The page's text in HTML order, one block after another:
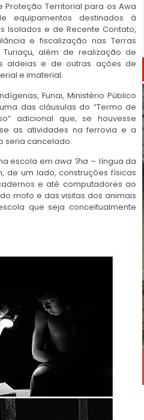
Territorial para os Awa
equipamentos destinados à
Isolados e de Recente Contato,
e fiscalização nas Terras
além de realização de
aldeias e de outras ações de
e imaterial.
Funai, Ministério Público
das cláusulas do “Termo de
adicional que, se houvesse
as atividades na ferrovia e a
seria cancelado.
escola em awa ‘ĩha – língua da
de um lado, construções físicas
e até computadores ao
mofo e das visitas dos animais
que seja conceitualmente